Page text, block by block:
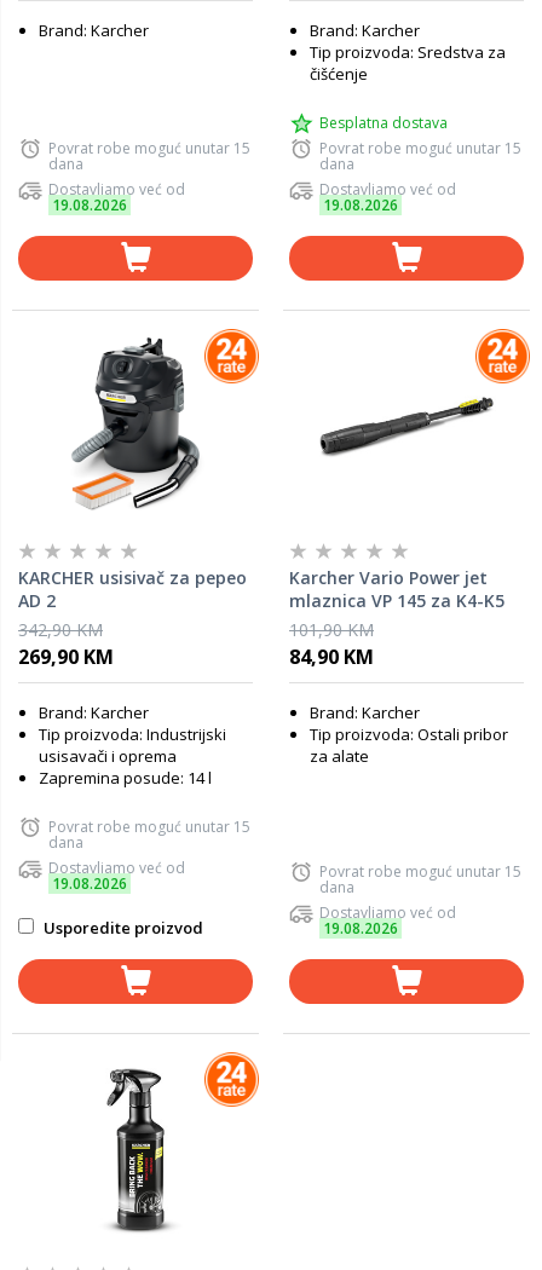
Brand: Karcher
Povrat robe moguć unutar 15
dana
Dostavljamo već od
19.08.2026
Brand: Karcher
Tip proizvoda: Sredstva za
čišćenje
Besplatna dostava
Povrat robe moguć unutar 15
dana
Dostavljamo već od
19.08.2026
KARCHER usisivač za pepeo
AD 2
342,90 KM
269,90 KM
Brand: Karcher
Tip proizvoda: Industrijski
usisavači i oprema
Zapremina posude: 14 l
Povrat robe moguć unutar 15
dana
Dostavljamo već od
19.08.2026
Usporedite proizvod
Karcher Vario Power jet
mlaznica VP 145 za K4-K5
101,90 KM
84,90 KM
Brand: Karcher
Tip proizvoda: Ostali pribor
za alate
Povrat robe moguć unutar 15
dana
Dostavljamo već od
19.08.2026